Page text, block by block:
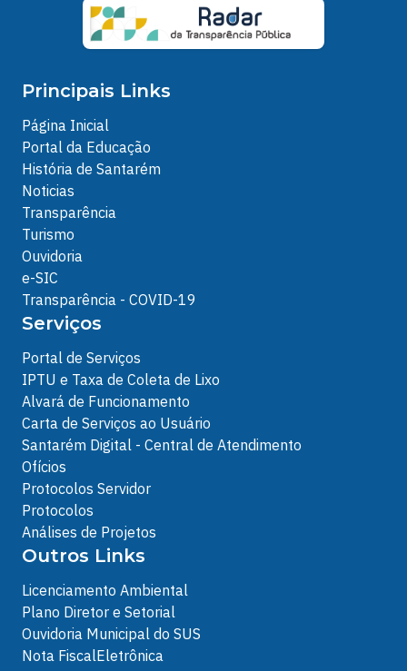
Principais Links
Página Inicial
Portal da Educação
História de Santarém
Noticias
Transparência
Turismo
Ouvidoria
e-SIC
Transparência - COVID-19
Serviços
Portal de Serviços
IPTU e Taxa de Coleta de Lixo
Alvará de Funcionamento
Carta de Serviços ao Usuário
Santarém Digital - Central de Atendimento
Ofícios
Protocolos Servidor
Protocolos
Análises de Projetos
Outros Links
Licenciamento Ambiental
Plano Diretor e Setorial
Ouvidoria Municipal do SUS
Nota FiscalEletrônica